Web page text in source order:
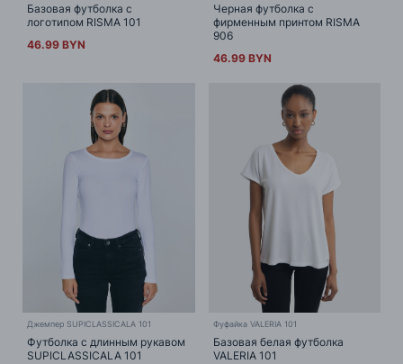
Базовая футболка с
логотипом RISMA 101
46.99 BYN
Черная футболка с
фирменным принтом RISMA
906
46.99 BYN
Джемпер SUPICLASSICALA 101
Футболка с длинным рукавом
SUPICLASSICALA 101
Фуфайка VALERIA 101
Базовая белая футболка
VALERIA 101